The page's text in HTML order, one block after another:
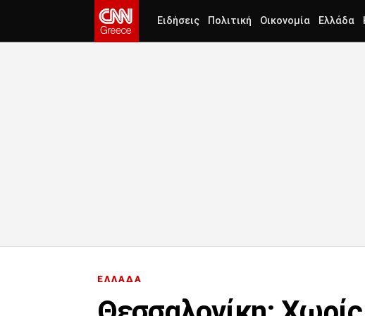
Ειδήσεις Πολιτική Οικονομία Ελλάδα
ΕΛΛΑΔΑ